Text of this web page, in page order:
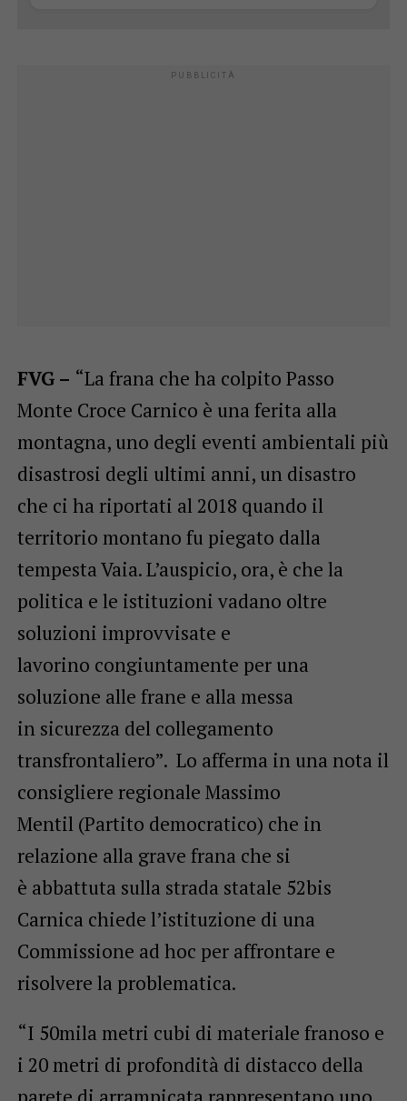
FVG – “La frana che ha colpito Passo
Monte Croce Carnico è una ferita alla
montagna, uno degli eventi ambientali più
disastrosi degli ultimi anni, un disastro
che ci ha riportati al 2018 quando il
territorio montano fu piegato dalla
tempesta Vaia. L’auspicio, ora, è che la
politica e le istituzioni vadano oltre
soluzioni improvvisate e
lavorino congiuntamente per una
soluzione alle frane e alla messa
in sicurezza del collegamento
transfrontaliero”. Lo afferma in una nota il
consigliere regionale Massimo
Mentil (Partito democratico) che in
relazione alla grave frana che si
è abbattuta sulla strada statale 52bis
Carnica chiede l’istituzione di una
Commissione ad hoc per affrontare e
risolvere la problematica.
“I 50mila metri cubi di materiale franoso e
i 20 metri di profondità di distacco della